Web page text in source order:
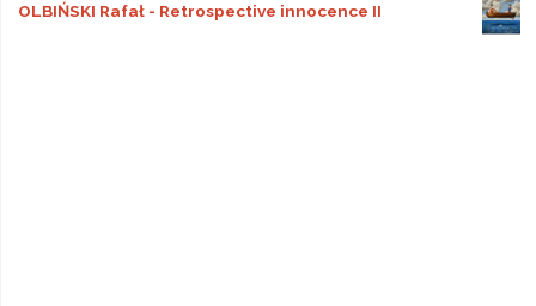
OLBIŃSKI Rafał - Retrospective innocence II